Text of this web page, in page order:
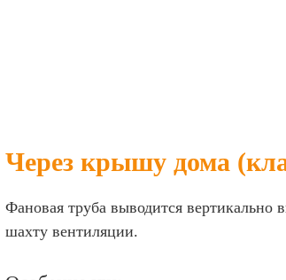
Через крышу дома
Фановая труба выводится вертикально
шахту вентиляции.